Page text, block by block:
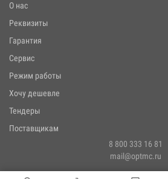
О нас
Реквизиты
Гарантия
Сервис
Режим работы
Хочу дешевле
Тендеры
Поставщикам
8 800 333 16 81
mail@optmc.ru